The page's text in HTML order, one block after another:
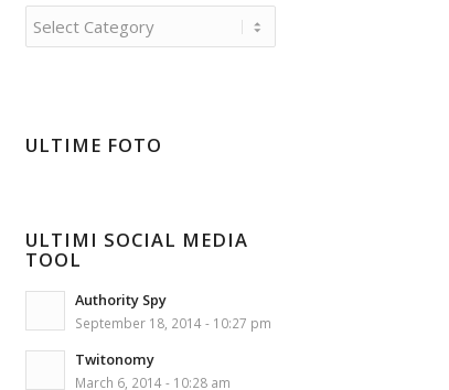
Categorie
ULTIME FOTO
ULTIMI SOCIAL MEDIA
TOOL
Authority Spy
September 18, 2014 - 10:27 pm
Twitonomy
March 6, 2014 - 10:28 am